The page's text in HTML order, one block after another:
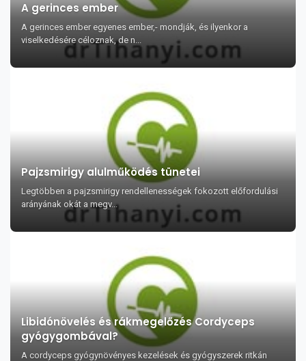
A gerinces ember
A gerinces ember egyenes ember,- mondják, és ilyenkor a
viselkedésére céloznak, de n...
Pajzsmirigy alulműködés tünetei
Legtöbben a pajzsmirigy rendellenességek fokozott előfordulási
arányának okát a megv...
Libidónövelés és rákmegelőzés Cordyceps
gyógygombával?
A cordyceps gyógynövényes kezelések és gyógyszerek ritkán